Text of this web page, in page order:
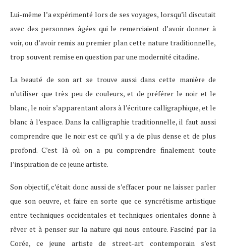
Lui-même l’a expérimenté lors de ses voyages, lorsqu’il discutait
avec des personnes âgées qui le remerciaient d’avoir donner à
voir, ou d’avoir remis au premier plan cette nature traditionnelle,
trop souvent remise en question par une modernité citadine.
La beauté de son art se trouve aussi dans cette manière de
n’utiliser que très peu de couleurs, et de préférer le noir et le
blanc, le noir s’apparentant alors à l’écriture calligraphique, et le
blanc à l’espace. Dans la calligraphie traditionnelle, il faut aussi
comprendre que le noir est ce qu’il y a de plus dense et de plus
profond. C’est là où on a pu comprendre finalement toute
l’inspiration de ce jeune artiste.
Son objectif, c’était donc aussi de s’effacer pour ne laisser parler
que son oeuvre, et faire en sorte que ce syncrétisme artistique
entre techniques occidentales et techniques orientales donne à
rêver et à penser sur la nature qui nous entoure. Fasciné par la
Corée, ce jeune artiste de street-art contemporain s’est